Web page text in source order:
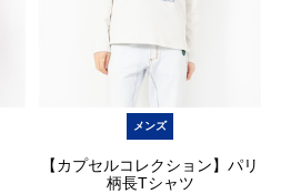
メンズ
【カプセルコレクション】パリ
柄長Tシャツ